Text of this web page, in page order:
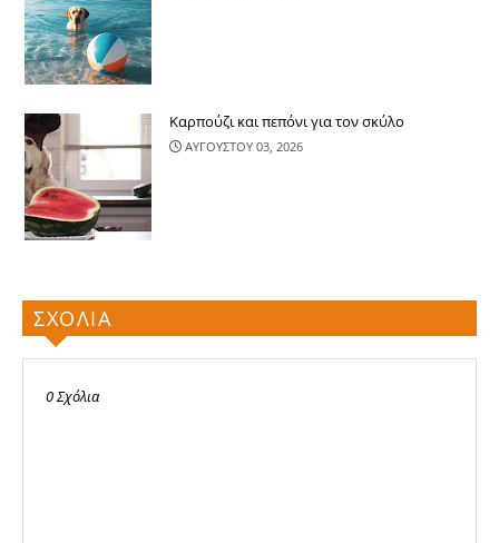
Καρπούζι και πεπόνι για τον σκύλο
ΑΥΓΟΥΣΤΟΥ 03, 2026
ΣΧΟΛΙΑ
0 Σχόλια